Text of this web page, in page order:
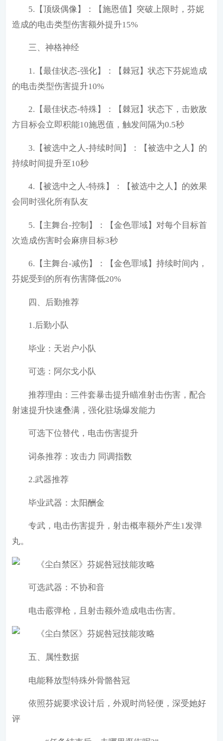
5.【顶级偶像】：【施恩值】突破上限时，芬妮
造成的电击类型伤害额外提升15%
三、神格神经
1.【最佳状态-强化】：【棘冠】状态下芬妮造成
的电击类型伤害提升10%
2.【最佳状态-特殊】：【棘冠】状态下，击败敌
方目标会立即积能10施恩值，触发间隔为0.5秒
3.【被选中之人-持续时间】：【被选中之人】的
持续时间提升至10秒
4.【被选中之人-特殊】：【被选中之人】的效果
会同时强化所有队友
5.【主舞台-控制】：【金色罪域】对每个目标首
次造成伤害时会麻痹目标3秒
6.【主舞台-减伤】：【金色罪域】持续时间内，
芬妮受到的所有伤害降低20%
四、后勤推荐
1.后勤小队
毕业：天岩户小队
可选：阿尔戈小队
推荐理由：三件套暴击提升瞄准射击伤害，配合
射速提升快速叠满，强化驻场爆发能力
可选下位替代，电击伤害提升
词条推荐：攻击力 同调指数
2.武器推荐
毕业武器：太阳酬金
专武，电击伤害提升，射击概率额外产生1发弹
丸。
可选武器：不协和音
电击霰弹枪，且射击额外造成电击伤害。
五、属性数据
电能释放型特殊外骨骼咎冠
依照芬妮要求设计后，外观时尚轻便，深受她好
评